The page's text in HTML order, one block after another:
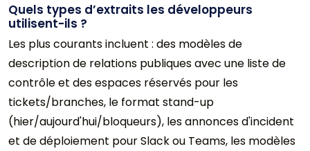
Quels types d’extraits les développeurs
utilisent-ils ?
Les plus courants incluent : des modèles de
description de relations publiques avec une liste de
contrôle et des espaces réservés pour les
tickets/branches, le format stand-up
(hier/aujourd'hui/bloqueurs), les annonces d'incident
et de déploiement pour Slack ou Teams, les modèles